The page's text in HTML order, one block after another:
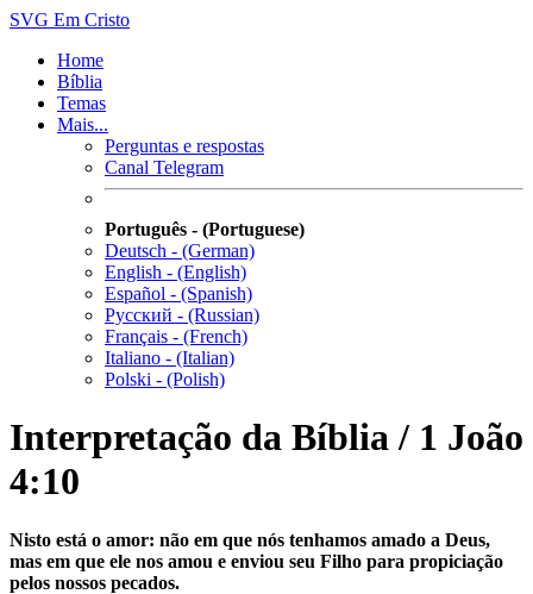
SVG Em Cristo
Home
Bíblia
Temas
Mais...
Perguntas e respostas
Canal Telegram
Português - (Portuguese)
Deutsch - (German)
English - (English)
Español - (Spanish)
Русский - (Russian)
Français - (French)
Italiano - (Italian)
Polski - (Polish)
Interpretação da Bíblia / 1 João
4:10
Nisto está o amor: não em que nós tenhamos amado a Deus,
mas em que ele nos amou e enviou seu Filho para propiciação
pelos nossos pecados.